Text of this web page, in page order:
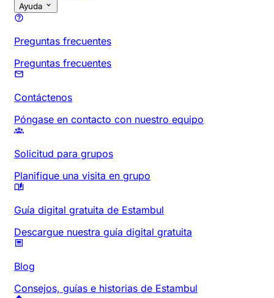
Ayuda
Preguntas frecuentes
Preguntas frecuentes
Contáctenos
Póngase en contacto con nuestro equipo
Solicitud para grupos
Planifique una visita en grupo
Guía digital gratuita de Estambul
Descargue nuestra guía digital gratuita
Blog
Consejos, guías e historias de Estambul